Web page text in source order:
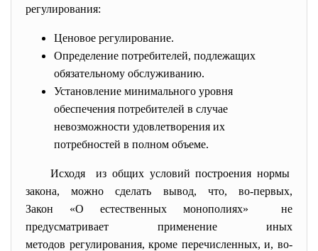
регулирования:
Ценовое регулирование.
Определение потребителей, подлежащих
обязательному обслуживанию.
Установление минимального уровня
обеспечения потребителей в случае
невозможности удовлетворения их
потребностей в полном объеме.
Исходя из общих условий построения нормы
закона, можно сделать вывод, что, во-первых,
Закон «О естественных монополиях» не
предусматривает применение иных
методов регулирования, кроме перечисленных, и, во-